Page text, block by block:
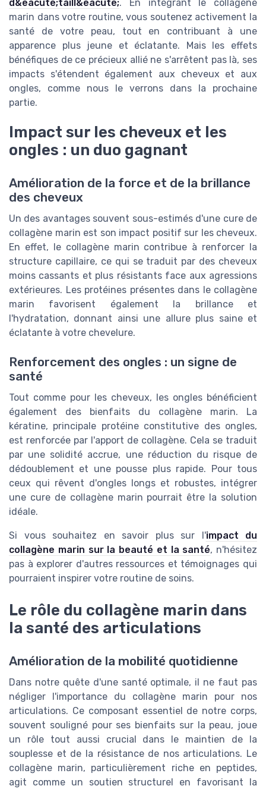
d&eacute;taill&eacute;. En intégrant le collagène
marin dans votre routine, vous soutenez activement la
santé de votre peau, tout en contribuant à une
apparence plus jeune et éclatante. Mais les effets
bénéfiques de ce précieux allié ne s'arrêtent pas là, ses
impacts s'étendent également aux cheveux et aux
ongles, comme nous le verrons dans la prochaine
partie.
Impact sur les cheveux et les
ongles : un duo gagnant
Amélioration de la force et de la brillance
des cheveux
Un des avantages souvent sous-estimés d'une cure de
collagène marin est son impact positif sur les cheveux.
En effet, le collagène marin contribue à renforcer la
structure capillaire, ce qui se traduit par des cheveux
moins cassants et plus résistants face aux agressions
extérieures. Les protéines présentes dans le collagène
marin favorisent également la brillance et
l'hydratation, donnant ainsi une allure plus saine et
éclatante à votre chevelure.
Renforcement des ongles : un signe de
santé
Tout comme pour les cheveux, les ongles bénéficient
également des bienfaits du collagène marin. La
kératine, principale protéine constitutive des ongles,
est renforcée par l'apport de collagène. Cela se traduit
par une solidité accrue, une réduction du risque de
dédoublement et une pousse plus rapide. Pour tous
ceux qui rêvent d'ongles longs et robustes, intégrer
une cure de collagène marin pourrait être la solution
idéale.
Si vous souhaitez en savoir plus sur l'impact du
collagène marin sur la beauté et la santé, n'hésitez
pas à explorer d'autres ressources et témoignages qui
pourraient inspirer votre routine de soins.
Le rôle du collagène marin dans
la santé des articulations
Amélioration de la mobilité quotidienne
Dans notre quête d'une santé optimale, il ne faut pas
négliger l'importance du collagène marin pour nos
articulations. Ce composant essentiel de notre corps,
souvent souligné pour ses bienfaits sur la peau, joue
un rôle tout aussi crucial dans le maintien de la
souplesse et de la résistance de nos articulations. Le
collagène marin, particulièrement riche en peptides,
agit comme un soutien structurel en favorisant la